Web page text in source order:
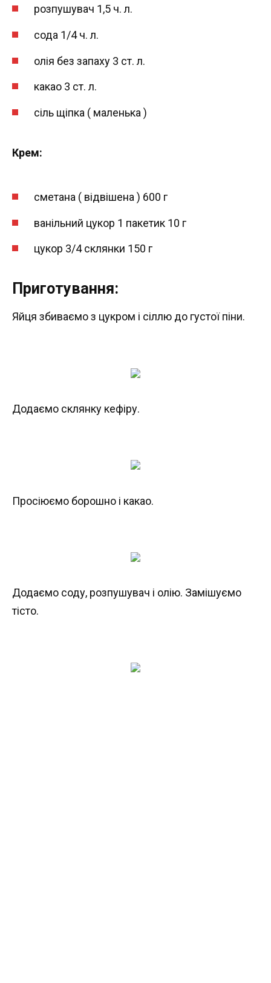
розпушувач 1,5 ч. л.
сода 1/4 ч. л.
олія без запаху 3 ст. л.
какао 3 ст. л.
сіль щіпка ( маленька )
Крем:
сметана ( відвішена ) 600 г
ванільний цукор 1 пакетик 10 г
цукор 3/4 склянки 150 г
Приготування:
Яйця збиваємо з цукром і сіллю до густої піни.
Додаємо склянку кефіру.
Просіюємо борошно і какао.
Додаємо соду, розпушувач і олію. Замішуємо
тісто.